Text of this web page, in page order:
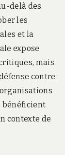
delà des
les
et la
expose
mais
contre
bénéficient
contexte de